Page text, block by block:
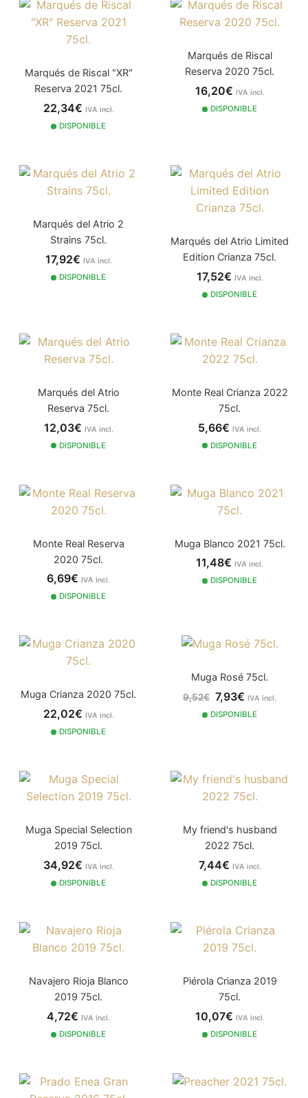
Marqués de Riscal "XR"
Reserva 2021 75cl.
22,34€ IVA incl.
DISPONIBLE
Marqués de Riscal
Reserva 2020 75cl.
16,20€ IVA incl.
DISPONIBLE
Marqués del Atrio 2
Strains 75cl.
17,92€ IVA incl.
DISPONIBLE
Marqués del Atrio Limited
Edition Crianza 75cl.
17,52€ IVA incl.
DISPONIBLE
Marqués del Atrio
Reserva 75cl.
12,03€ IVA incl.
DISPONIBLE
Monte Real Crianza 2022
75cl.
5,66€ IVA incl.
DISPONIBLE
Monte Real Reserva
2020 75cl.
6,69€ IVA incl.
DISPONIBLE
Muga Blanco 2021 75cl.
11,48€ IVA incl.
DISPONIBLE
Muga Crianza 2020 75cl.
22,02€ IVA incl.
DISPONIBLE
Muga Rosé 75cl.
9,52€ 7,93€IVA incl.
DISPONIBLE
Muga Special Selection
2019 75cl.
34,92€ IVA incl.
DISPONIBLE
My friend's husband
2022 75cl.
7,44€ IVA incl.
DISPONIBLE
Navajero Rioja Blanco
2019 75cl.
4,72€ IVA incl.
DISPONIBLE
Piérola Crianza 2019
75cl.
10,07€ IVA incl.
DISPONIBLE